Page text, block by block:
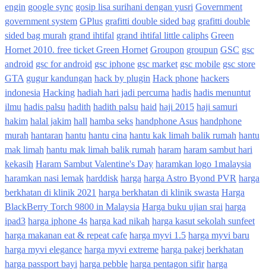
engin google sync gosip lisa surihani dengan yusri Government
government system GPlus grafitti double sided bag grafitti double
sided bag murah grand ihtifal grand ihtifal little caliphs Green
Hornet 2010. free ticket Green Hornet Groupon groupun GSC gsc
android gsc for android gsc iphone gsc market gsc mobile gsc store
GTA gugur kandungan hack by plugin Hack phone hackers
indonesia Hacking hadiah hari jadi percuma hadis hadis menuntut
ilmu hadis palsu hadith hadith palsu haid haji 2015 haji samuri
hakim halal jakim hall hamba seks handphone Asus handphone
murah hantaran hantu hantu cina hantu kak limah balik rumah hantu
mak limah hantu mak limah balik rumah haram haram sambut hari
kekasih Haram Sambut Valentine's Day haramkan logo 1malaysia
haramkan nasi lemak harddisk harga harga Astro Byond PVR harga
berkhatan di klinik 2021 harga berkhatan di klinik swasta Harga
BlackBerry Torch 9800 in Malaysia Harga buku ujian srai harga
ipad3 harga iphone 4s harga kad nikah harga kasut sekolah sunfeet
harga makanan eat & repeat cafe harga myvi 1.5 harga myvi baru
harga myvi elegance harga myvi extreme harga pakej berkhatan
harga passport bayi harga pebble harga pentagon sifir harga